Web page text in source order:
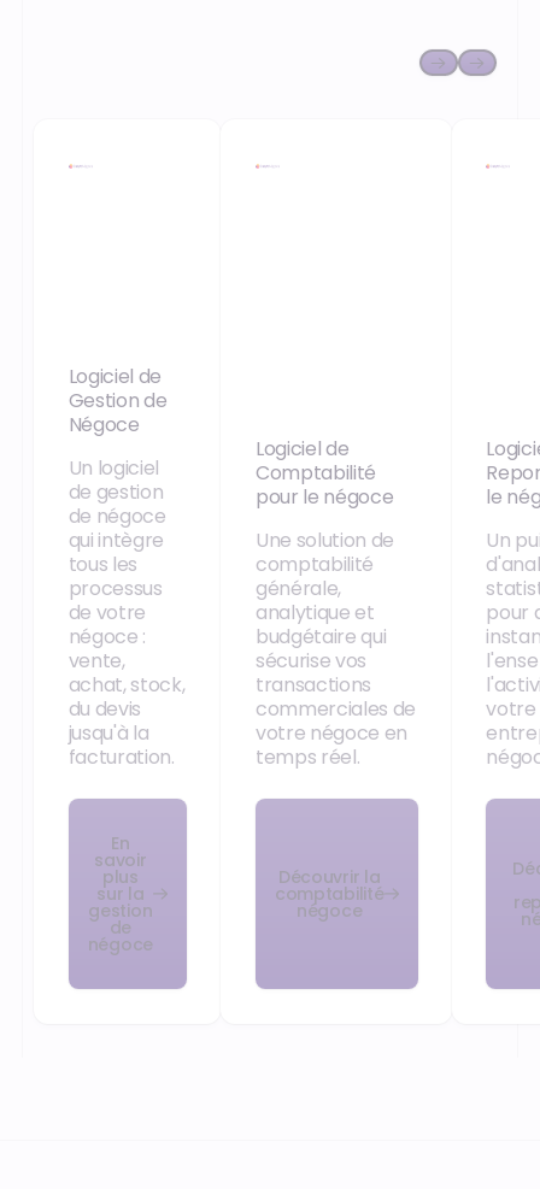
Logiciel de
Gestion de
Négoce
Un logiciel
de gestion
de négoce
qui intègre
tous les
processus
de votre
négoce :
vente,
achat, stock,
du devis
jusqu'à la
facturation.
En
savoir
plus
sur la
gestion
de
négoce
Logiciel de
Comptabilité
pour le négoce
Une solution de
comptabilité
générale,
analytique et
budgétaire qui
sécurise vos
transactions
commerciales de
votre négoce en
temps réel.
Découvrir la
comptabilité
négoce
le
Un
pour
votre